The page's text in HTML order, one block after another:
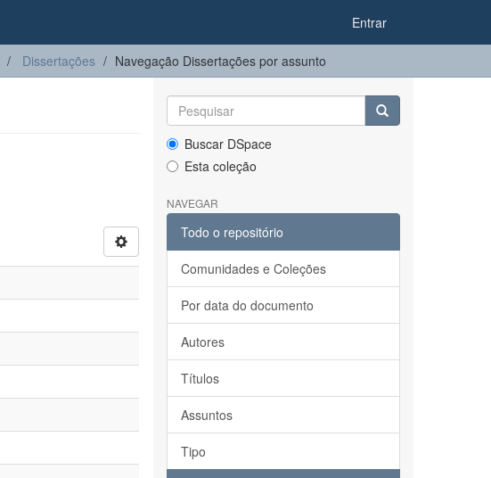
Entrar
Dissertações Navegação Dissertações por assunto
Buscar DSpace
Esta coleção
NAVEGAR
Todo o repositório
Comunidades e Coleções
Por data do documento
Autores
Títulos
Assuntos
Tipo